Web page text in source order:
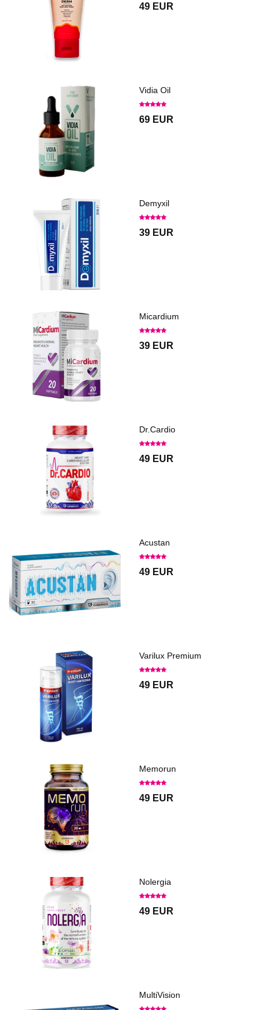
49 EUR
Vidia Oil
69 EUR
Demyxil
39 EUR
Micardium
39 EUR
Dr.Cardio
49 EUR
Acustan
49 EUR
Varilux Premium
49 EUR
Memorun
49 EUR
Nolergia
49 EUR
MultiVision